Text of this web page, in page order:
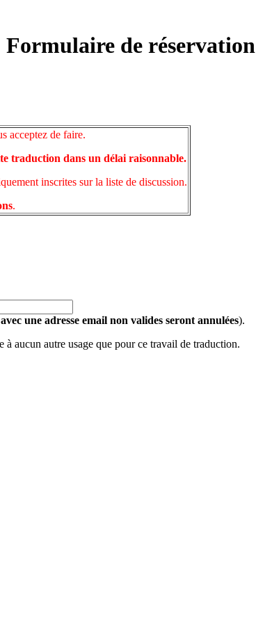
Formulaire de réservation
acceptez de faire.
traduction dans un délai raisonnable.
inscrites sur la liste de discussion.
.
une adresse email non valides seront annulées).
à aucun autre usage que pour ce travail de traduction.